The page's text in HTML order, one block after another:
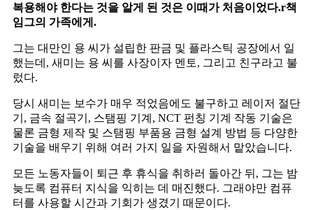
복용해야 한다는 것을 알게 된 것은 이때가 처음이었다.r책
임그의 가족에게.
그는 대만인 용 씨가 설립한 판금 및 플라스틱 공장에서 일
했는데, 새미는 용 씨를 사장이자 멘토, 그리고 친구라고 불
렀다.
당시 새미는 보수가 매우 적었음에도 불구하고 레이저 절단
기, 금속 절곡기, 스탬핑 기계, NCT 펀칭 기계 작동 기술은
물론 금형 제작 및 스탬핑 부품용 금형 설계 방법 등 다양한
기술을 배우기 위해 여러 가지 일을 자원해서 맡았습니다.
모든 노동자들이 퇴근 후 휴식을 취하러 돌아간 뒤, 그는 밤
늦도록 컴퓨터 지식을 익히는 데 매진했다. 그래야만 컴퓨
터를 사용할 시간과 기회가 생겼기 때문이다.